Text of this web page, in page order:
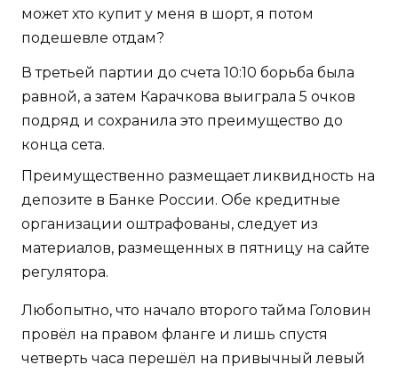
может хто купит у меня в шорт, я потом
подешевле отдам?
В третьей партии до счета 10:10 борьба была
равной, а затем Карачкова выиграла 5 очков
подряд и сохранила это преимущество до
конца сета.
Преимущественно размещает ликвидность на
депозите в Банке России. Обе кредитные
организации оштрафованы, следует из
материалов, размещенных в пятницу на сайте
регулятора.
Любопытно, что начало второго тайма Головин
провёл на правом фланге и лишь спустя
четверть часа перешёл на привычный левый